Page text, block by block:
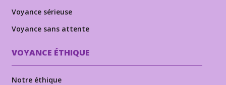
Voyance sérieuse
Voyance sans attente
VOYANCE ÉTHIQUE
Notre éthique